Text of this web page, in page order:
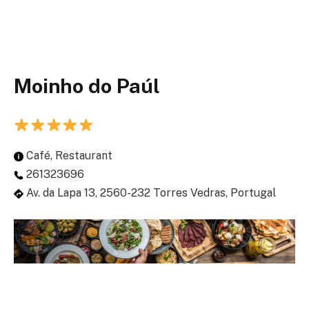
Moinho do Paúl
Café, Restaurant
261323696
Av. da Lapa 13, 2560-232 Torres Vedras, Portugal